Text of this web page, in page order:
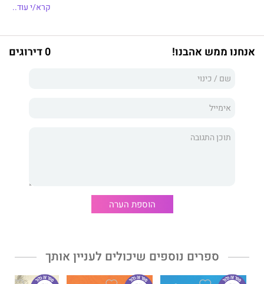
ספרה של רות חשמן
וצער. בחוכמה עמוקה, בכנות ובאומץ מלהטטת המשוררת במילים
הדין, היא מציעה מידה של נחמה – ובעיקר אהבה.
קרא/י עוד..
אנחנו ממש אהבנו! 0 דירוגים
הוספת הערה
ספרים נוספים שיכולים לעניין אותך